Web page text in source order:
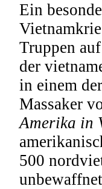
Ein
Truppen
der
in einem
Massaker
Amerika in
500